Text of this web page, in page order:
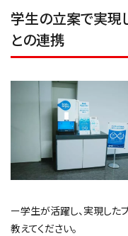
学生の立案で実現
との連携
ー学生が活躍し、実現した
教えてください。